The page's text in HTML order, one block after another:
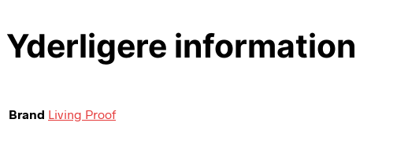
Yderligere information
Brand Living Proof